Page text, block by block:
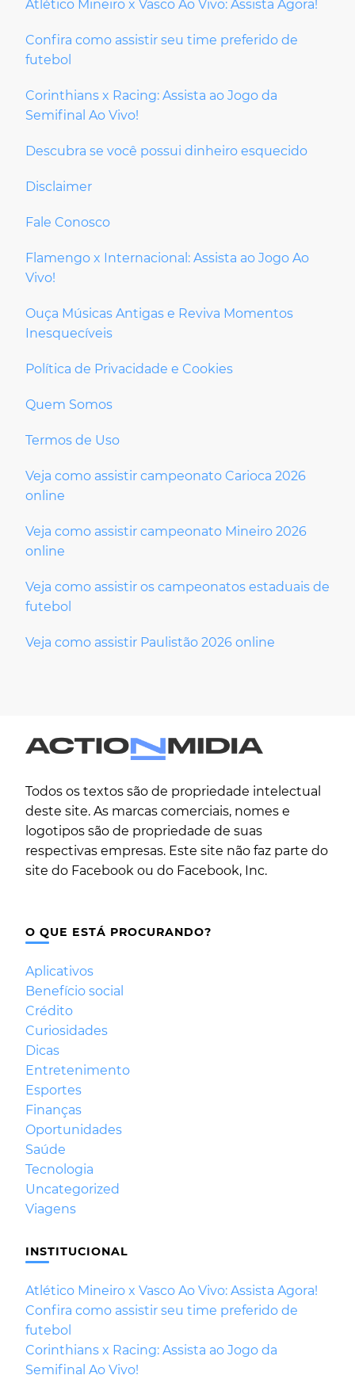
Atlético Mineiro x Vasco Ao Vivo: Assista Agora!
Confira como assistir seu time preferido de
futebol
Corinthians x Racing: Assista ao Jogo da
Semifinal Ao Vivo!
Descubra se você possui dinheiro esquecido
Disclaimer
Fale Conosco
Flamengo x Internacional: Assista ao Jogo Ao
Vivo!
Ouça Músicas Antigas e Reviva Momentos
Inesquecíveis
Política de Privacidade e Cookies
Quem Somos
Termos de Uso
Veja como assistir campeonato Carioca 2026
online
Veja como assistir campeonato Mineiro 2026
online
Veja como assistir os campeonatos estaduais de
futebol
Veja como assistir Paulistão 2026 online
Todos os textos são de propriedade intelectual
deste site. As marcas comerciais, nomes e
logotipos são de propriedade de suas
respectivas empresas. Este site não faz parte do
site do Facebook ou do Facebook, Inc.
O QUE ESTÁ PROCURANDO?
Aplicativos
Benefício social
Crédito
Curiosidades
Dicas
Entretenimento
Esportes
Finanças
Oportunidades
Saúde
Tecnologia
Uncategorized
Viagens
INSTITUCIONAL
Atlético Mineiro x Vasco Ao Vivo: Assista Agora!
Confira como assistir seu time preferido de
futebol
Corinthians x Racing: Assista ao Jogo da
Semifinal Ao Vivo!